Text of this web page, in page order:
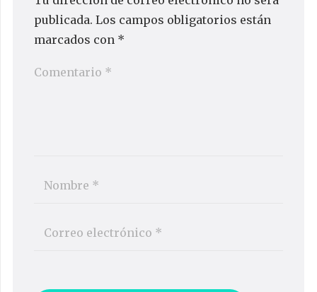
publicada. Los campos obligatorios están
marcados con *